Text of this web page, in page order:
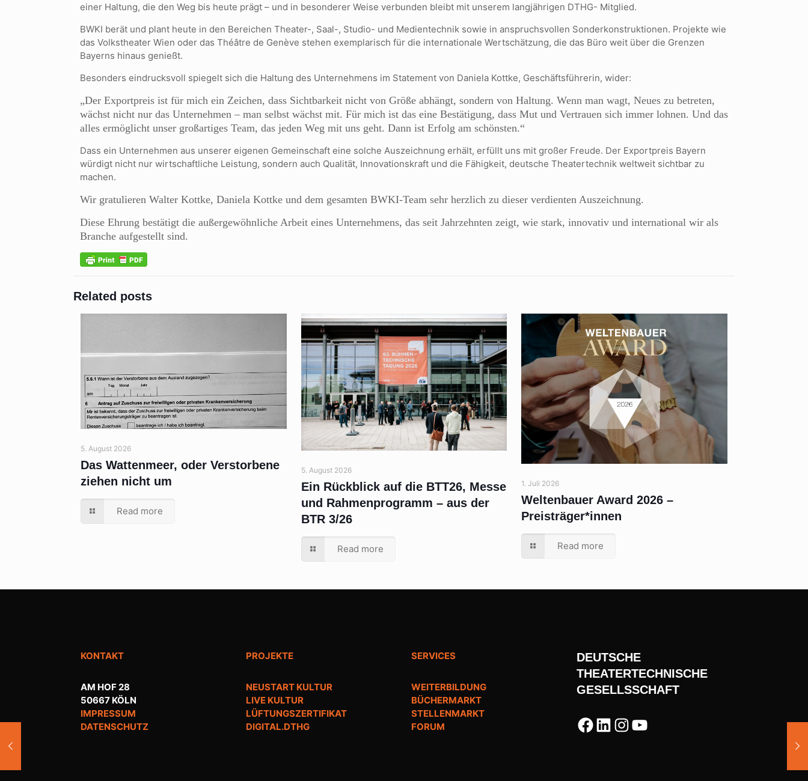
einer Haltung, die den Weg bis heute prägt – und in besonderer Weise verbunden bleibt mit unserem langjährigen DTHG- Mitglied.
BWKI berät und plant heute in den Bereichen Theater-, Saal-, Studio- und Medientechnik sowie in anspruchsvollen Sonderkonstruktionen. Projekte wie
das Volkstheater Wien oder das Théâtre de Genève stehen exemplarisch für die internationale Wertschätzung, die das Büro weit über die Grenzen
Bayerns hinaus genießt.
Besonders eindrucksvoll spiegelt sich die Haltung des Unternehmens im Statement von Daniela Kottke, Geschäftsführerin, wider:
„Der Exportpreis ist für mich ein Zeichen, dass Sichtbarkeit nicht von Größe abhängt, sondern von Haltung. Wenn man wagt, Neues zu betreten,
wächst nicht nur das Unternehmen – man selbst wächst mit. Für mich ist das eine Bestätigung, dass Mut und Vertrauen sich immer lohnen. Und das
alles ermöglicht unser großartiges Team, das jeden Weg mit uns geht. Dann ist Erfolg am schönsten.“
Dass ein Unternehmen aus unserer eigenen Gemeinschaft eine solche Auszeichnung erhält, erfüllt uns mit großer Freude. Der Exportpreis Bayern
würdigt nicht nur wirtschaftliche Leistung, sondern auch Qualität, Innovationskraft und die Fähigkeit, deutsche Theatertechnik weltweit sichtbar zu
machen.
Wir gratulieren Walter Kottke, Daniela Kottke und dem gesamten BWKI-Team sehr herzlich zu dieser verdienten Auszeichnung.
Diese Ehrung bestätigt die außergewöhnliche Arbeit eines Unternehmens, das seit Jahrzehnten zeigt, wie stark, innovativ und international wir als
Branche aufgestellt sind.
Related posts
5. August 2026
Das Wattenmeer, oder Verstorbene
ziehen nicht um
Read more
5. August 2026
Ein Rückblick auf die BTT26, Messe
und Rahmenprogramm – aus der
BTR 3/26
Read more
1. Juli 2026
Weltenbauer Award 2026 –
Preisträger*innen
Read more
KONTAKT
AM HOF 28
50667 KÖLN
IMPRESSUM
DATENSCHUTZ
PROJEKTE
NEUSTART KULTUR
LIVE KULTUR
LÜFTUNGSZERTIFIKAT
DIGITAL.DTHG
SERVICES
WEITERBILDUNG
BÜCHERMARKT
STELLENMARKT
FORUM
DEUTSCHE
THEATERTECHNISCHE
GESELLSSCHAFT
Facebook
LinkedIn
Instagram
YouTube